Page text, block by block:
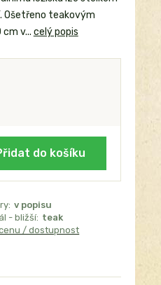
Ošetřeno teakovým
v... celý popis
do košíku
v popisu
- bližší: teak
/ dostupnost